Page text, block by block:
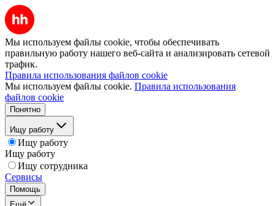
Мы используем файлы cookie, чтобы обеспечивать
правильную работу нашего веб-сайта и анализировать сетевой
трафик.
Правила использования файлов cookie
Мы используем файлы cookie. Правила использования
файлов cookie
Понятно
Ищу работу
Ищу работу
Ищу работу
Ищу сотрудника
Сервисы
Помощь